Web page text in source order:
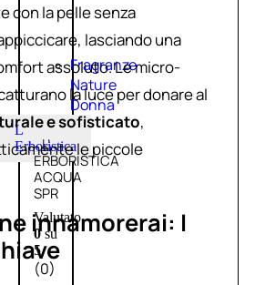
Fragranze
Nature
Donna
L
Erboristica
L’
ERBORISTICA
ACQUA
SPR
Valutato
0su
5
(0)
con la pelle senza
lasciando una
assoluto. Le micro-
la luce per donare al
e sofisticato,
le piccole
innamorerai: I